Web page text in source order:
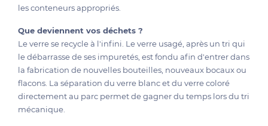
les conteneurs appropriés.
Que deviennent vos déchets ?
Le verre se recycle à l'infini. Le verre usagé, après un tri qui
le débarrasse de ses impuretés, est fondu afin d'entrer dans
la fabrication de nouvelles bouteilles, nouveaux bocaux ou
flacons. La séparation du verre blanc et du verre coloré
directement au parc permet de gagner du temps lors du tri
mécanique.